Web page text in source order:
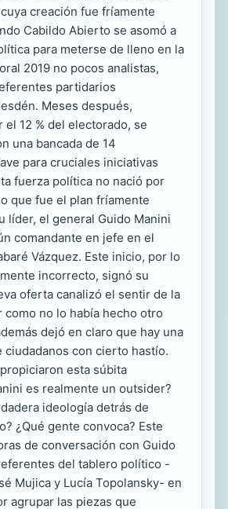
creación fue fríamente
Cabildo Abierto se asomó a
para meterse de lleno en la
2019 no pocos analistas,
partidarios
Meses después,
el 12 % del electorado, se
una bancada de 14
para cruciales iniciativas
fuerza política no nació por
que fue el plan fríamente
líder, el general Guido Manini
comandante en jefe en el
Vázquez. Este inicio, por lo
incorrecto, signó su
oferta canalizó el sentir de la
como no lo había hecho otro
dejó en claro que hay una
ciudadanos con cierto hastío.
esta súbita
es realmente un outsider?
ideología detrás de
¿Qué gente convoca? Este
de conversación con Guido
del tablero político -
Mujica y Lucía Topolansky- en
agrupar las piezas que